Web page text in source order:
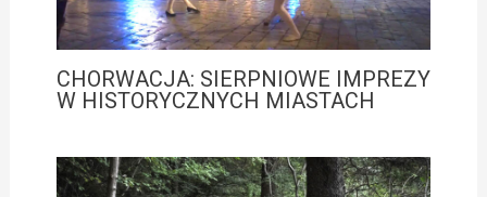
CHORWACJA: SIERPNIOWE IMPREZY
W HISTORYCZNYCH MIASTACH